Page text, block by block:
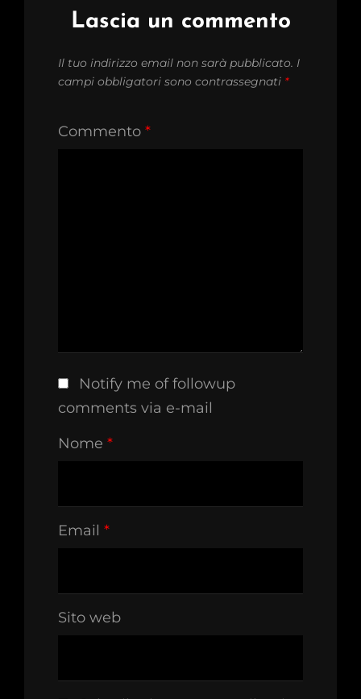
Lascia un commento
Il tuo indirizzo email non sarà pubblicato. I
campi obbligatori sono contrassegnati *
Commento *
Notify me of followup
comments via e-mail
Nome *
Email *
Sito web